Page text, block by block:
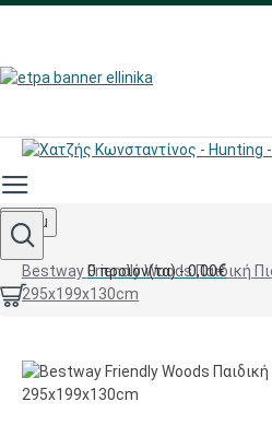
Menu
0 προϊόν(τα) - 0,00€
Bestway Friendly Woods Παιδική
295x199x130cm